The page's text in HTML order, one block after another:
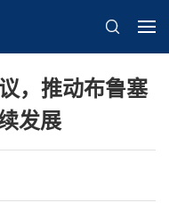
，推动布鲁塞
发展